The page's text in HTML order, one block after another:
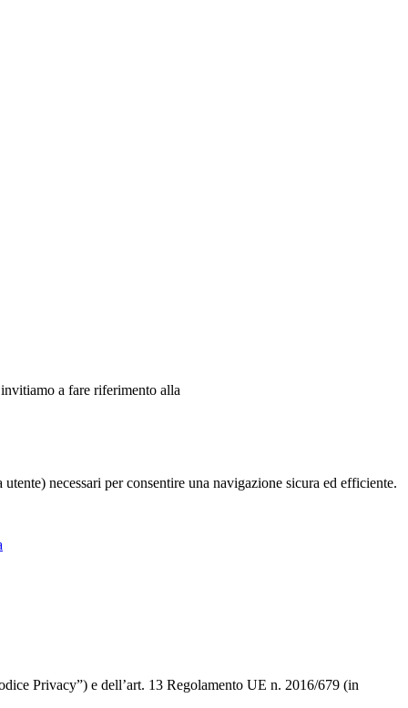
a fare riferimento alla
necessari per consentire una navigazione sicura ed efficiente.
Privacy”) e dell’art. 13 Regolamento UE n. 2016/679 (in